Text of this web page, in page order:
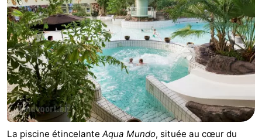
minutes
Plages
Voir
et
faire
Lieux
d'intérêt
-
Musées
-
La piscine étincelante Aqua Mundo, située au cœur du